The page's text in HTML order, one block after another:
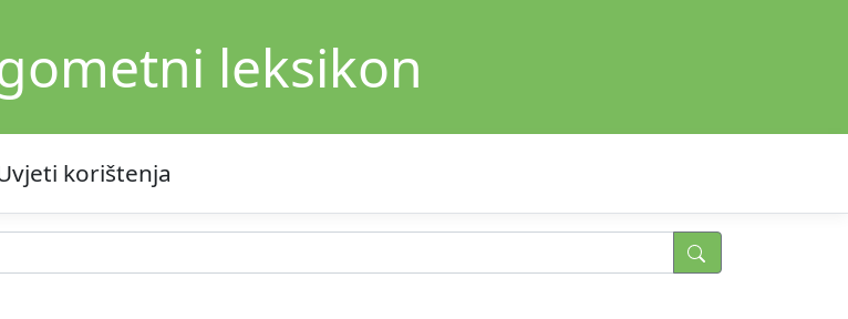
leksikon
korištenja